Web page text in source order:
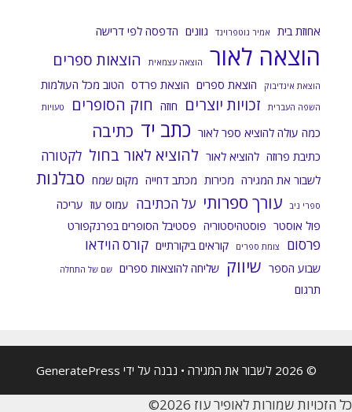
אחוזת בית אמיר גוטפרוינד גוונים הדפסה לפי דרישה
הוצאה לאור הוצאה עצמאית הוצאות ספרים
הוצאת אינדיבוק הוצאת ספרים הוצאת פרדס הטוב מכל העולמות
השפה העברית זכויות יוצרים חוזה חוק הסופרים טעויות
כמה עולה להוציא ספר לאור כתב יד כתיבה
כתיבת פרוזה להוציא לאור להוציא לאור בחול לקטורה
לשבור את המגירה מכירות מכתב דחייה מקום שמח סבלנות
ספרי ניב עורך ספרותי על הכתיבה עמוס עוז עריכה
פול אוסטר פוסטהיסטוריה פסטיבל הסופרים בפרנקפורט
פרסום צומת ספרים קוראים ביקורתיים קורס הוידאו
שבוע הספר שיווק שליחה להוצאות ספרים שם של התחלה
תרגום
© 2026 לשבור את המגירה • נבנה על ידי GeneratePress
כל הזכויות שמורות לאופיר עוז 2026©